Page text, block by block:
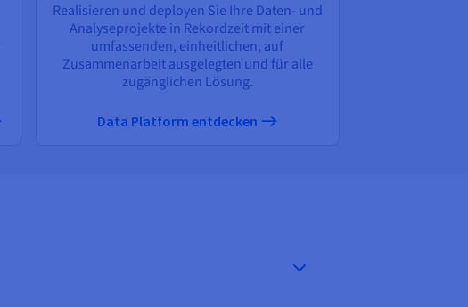
Realisieren und deployen Sie Ihre Daten- und
Analyseprojekte in Rekordzeit mit einer
umfassenden, einheitlichen, auf
Zusammenarbeit ausgelegten und für alle
zugänglichen Lösung.
Data Platform entdecken